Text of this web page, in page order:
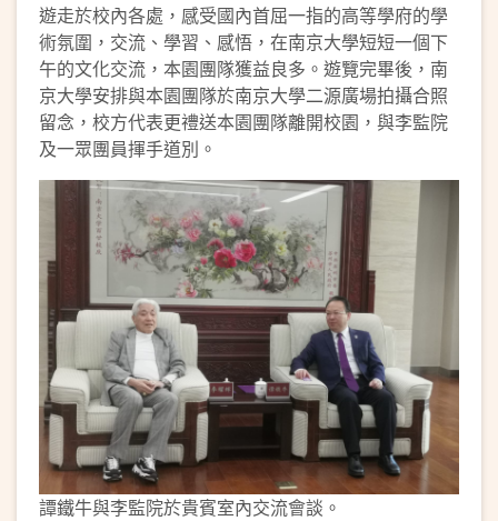
遊走於校內各處，感受國內首屈一指的高等學府的學
術氛圍，交流、學習、感悟，在南京大學短短一個下
午的文化交流，本園團隊獲益良多。遊覽完畢後，南
京大學安排與本園團隊於南京大學二源廣場拍攝合照
留念，校方代表更禮送本園團隊離開校園，與李監院
及一眾團員揮手道別。
譚鐵牛與李監院於貴賓室內交流會談。